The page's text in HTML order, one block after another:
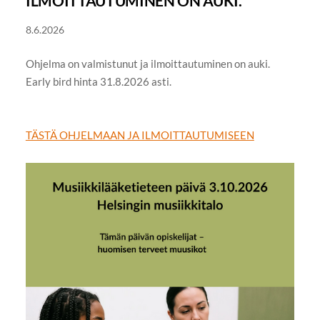
8.6.2026
Ohjelma on valmistunut ja ilmoittautuminen on auki.
Early bird hinta 31.8.2026 asti.
TÄSTÄ OHJELMAAN JA ILMOITTAUTUMISEEN